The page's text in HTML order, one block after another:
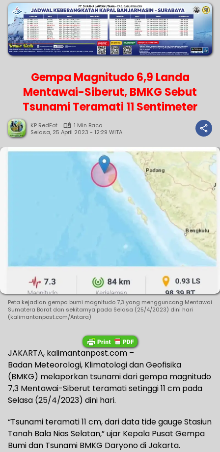
Gempa Magnitudo 6,9 Landa
Mentawai-Siberut, BMKG Sebut
Tsunami Teramati 11 Sentimeter
KP RedFot
1 Min Baca
Selasa, 25 April 2023 - 12:29 WITA
Peta kejadian gempa bumi magnitudo 7,3 yang mengguncang Mentawai
Sumatera Barat dan sekitarnya pada Selasa (25/4/2023) dini hari
(kalimantanpost.com/Antara)
JAKARTA, kalimantanpost.com –
Badan Meteorologi, Klimatologi dan Geofisika
(BMKG) melaporkan tsunami dari gempa magnitudo
7,3 Mentawai-Siberut teramati setinggi 11 cm pada
Selasa (25/4/2023) dini hari.
“Tsunami teramati 11 cm, dari data tide gauge Stasiun
Tanah Bala Nias Selatan,” ujar Kepala Pusat Gempa
Bumi dan Tsunami BMKG Daryono di Jakarta.